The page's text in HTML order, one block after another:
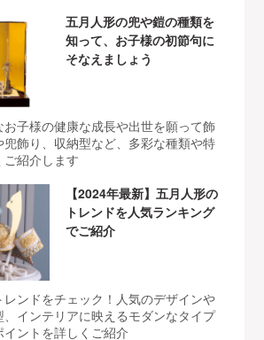
五月人形の兜や鎧の種類を
知って、お子様の初節句に
そなえましょう
子様の健康な成長や出世を願って飾
兜飾り、収納型など、多彩な種類や特
紹介します
【2024年最新】五月人形の
トレンドを人気ランキング
でご紹介
ンドをチェック！人気のデザインや
インテリアに映えるモダンなタイプ
ントを詳しくご紹介